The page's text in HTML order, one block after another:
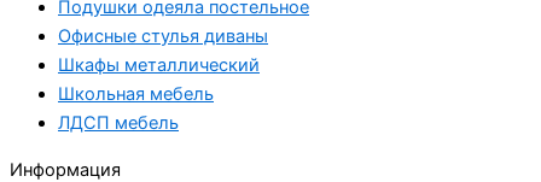
Подушки одеяла постельное
Офисные стулья диваны
Шкафы металлический
Школьная мебель
ЛДСП мебель
Информация